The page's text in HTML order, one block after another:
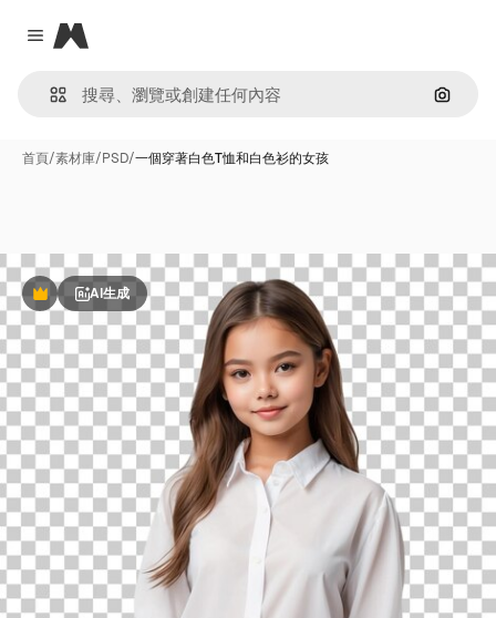
Close menu
Magnific
通過圖
首頁/素材庫/PSD/一個穿著白色T恤和白色衫的女孩
PremiumAI生成